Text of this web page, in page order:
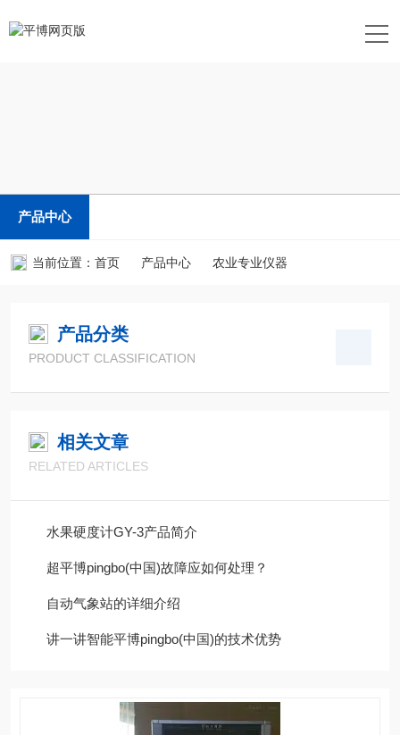
产品中心
当前位置： 首页 产品中心 农业专业仪器
产品分类
PRODUCT CLASSIFICATION
相关文章
RELATED ARTICLES
水果硬度计GY-3产品简介
超平博pingbo(中国)故障应如何处理？
自动气象站的详细介绍
讲一讲智能平博pingbo(中国)的技术优势